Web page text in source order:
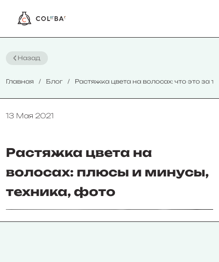
Назад
Главная Блог Растяжка цвета на волосах: что это за
13 Мая 2021
Растяжка цвета на
волосах: плюсы и минусы,
техника, фото